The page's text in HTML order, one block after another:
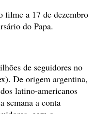
filme a 17 de dezembro
do Papa.
de seguidores no
De origem argentina,
latino-americanos
semana a conta